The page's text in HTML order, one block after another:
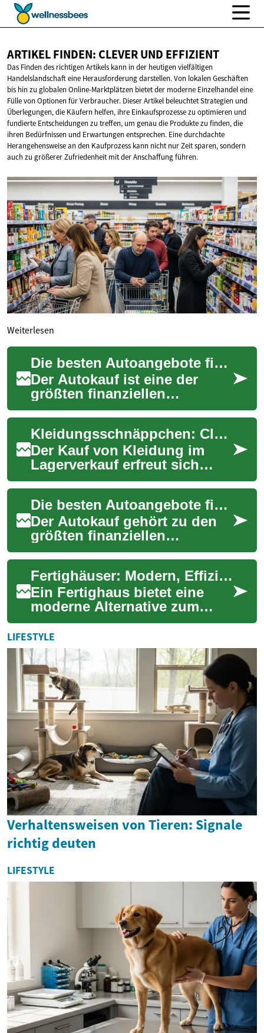
ARTIKEL FINDEN: CLEVERUND EFFIZIENT
Das Finden des richtigen Artikels kann in der heutigen vielfältigen
Handelslandschaft eine Herausforderung darstellen. Von lokalen Geschäften
bis hin zu globalen Online-Marktplätzen bietet der moderne Einzelhandel eine
Fülle von Optionen für Verbraucher. Dieser Artikel beleuchtet Strategien und
Überlegungen, die Käufern helfen, ihre Einkaufsprozesse zu optimieren und
fundierte Entscheidungen zu treffen, um genau die Produkte zu finden, die
ihren Bedürfnissen und Erwartungen entsprechen. Eine durchdachte
Herangehensweise an den Kaufprozess kann nicht nur Zeit sparen, sondern
auch zu größerer Zufriedenheit mit der Anschaffung führen.
Weiterlesen
Die besten Autoangebote finden und clever sparen
Der Autokauf ist eine der
größten finanziellen
Entscheidungen im Leben.
Wer gezielt nach attraktiven
Angeboten sucht ...
Kleidungsschnäppchen: Clever einkaufen beim Lagerverkauf
Der Kauf von Kleidung im
Lagerverkauf erfreut sich
zunehmender Beliebtheit bei
preisbewussten Modefans.
Diese Verkauf...
Die besten Autoangebote finden und clever sparen
Der Autokauf gehört zu den
größten finanziellen
Investitionen im Leben. Wer
dabei clever vorgeht und die
richtigen St...
Fertighäuser: Modern, Effizient und Zukunftsorientiert
Ein Fertighaus bietet eine
moderne Alternative zum
klassischen Hausbau und
gewinnt in Deutschland
zunehmend an Belieb...
LIFESTYLE
Verhaltensweisen von Tieren: Signale
richtig deuten
LIFESTYLE